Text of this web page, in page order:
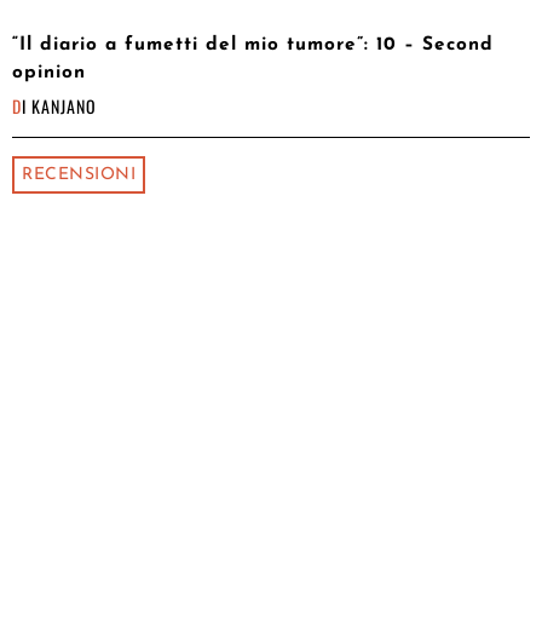
“Il diario a fumetti del mio tumore”: 10 – Second
opinion
DI KANJANO
RECENSIONI